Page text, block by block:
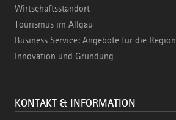
Wirtschaftsstandort
Tourismus im Allgäu
Business Service: Angebote für die Region
Innovation und Gründung
KONTAKT & INFORMATION